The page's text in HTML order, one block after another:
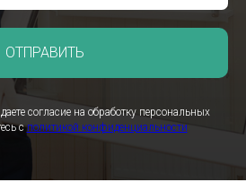
ОТПРАВИТЬ
согласие на обработку персональных
cполитикой конфиденциальности